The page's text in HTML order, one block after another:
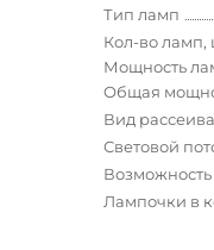
Тип ламп
Кол-во ламп,
Мощность
Общая
Вид
Световой
Лампочки в